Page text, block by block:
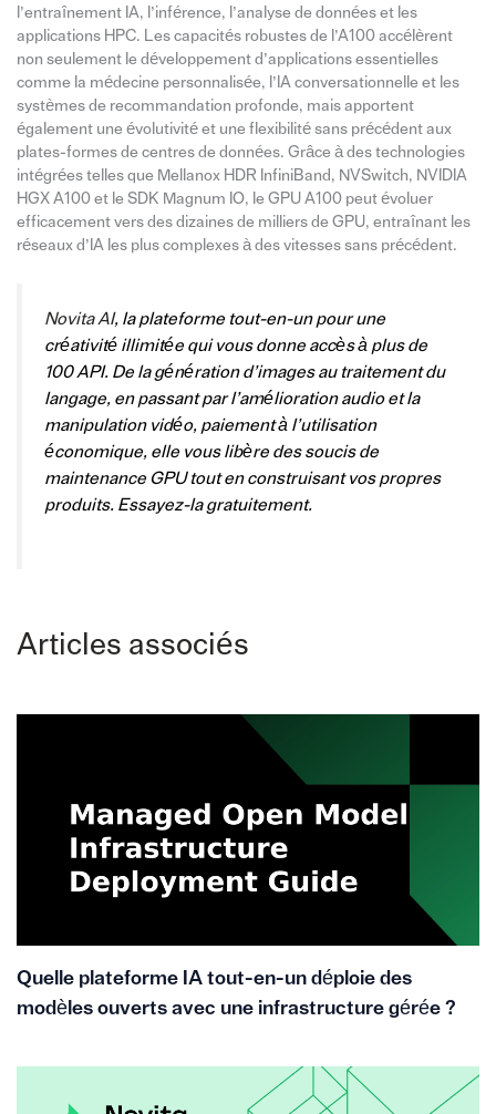
l’entraînement IA, l’inférence, l’analyse de données et les
applications HPC. Les capacités robustes de l’A100 accélèrent
non seulement le développement d’applications essentielles
comme la médecine personnalisée, l’IA conversationnelle et les
systèmes de recommandation profonde, mais apportent
également une évolutivité et une flexibilité sans précédent aux
plates-formes de centres de données. Grâce à des technologies
intégrées telles que Mellanox HDR InfiniBand, NVSwitch, NVIDIA
HGX A100 et le SDK Magnum IO, le GPU A100 peut évoluer
efficacement vers des dizaines de milliers de GPU, entraînant les
réseaux d’IA les plus complexes à des vitesses sans précédent.
Novita AI, la plateforme tout-en-un pour une
créativité illimitée qui vous donne accès à plus de
100 API. De la génération d’images au traitement du
langage, en passant par l’amélioration audio et la
manipulation vidéo, paiement à l’utilisation
économique, elle vous libère des soucis de
maintenance GPU tout en construisant vos propres
produits. Essayez-la gratuitement.
Articles associés
Quelle plateforme IA tout-en-un déploie des
modèles ouverts avec une infrastructure gérée ?